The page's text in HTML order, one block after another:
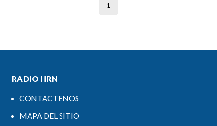
1
RADIO HRN
CONTÁCTENOS
MAPA DEL SITIO